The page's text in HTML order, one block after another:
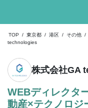
TOP / 東京都 / 港区 / その他 /
technologies
株式会社GA
WEBディレクタ
動産×テクノロ